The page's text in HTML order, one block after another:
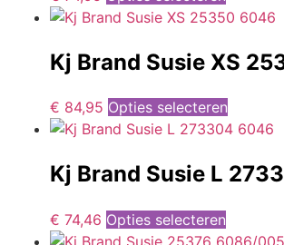
Kj Brand Susie XS
€ 84,95 Opties selecteren
Kj Brand Susie L
€ 74,46 Opties selecteren